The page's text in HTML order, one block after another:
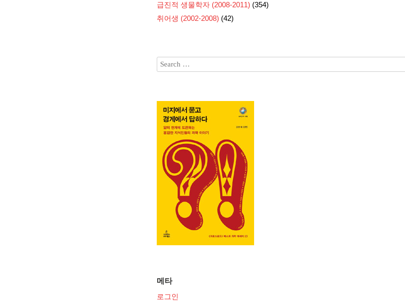
급진적 생물학자 (2008-2011) (354)
취어생 (2002-2008) (42)
메타
로그인